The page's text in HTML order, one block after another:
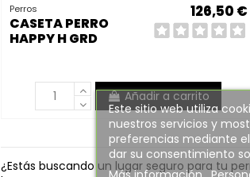
Perros
CASETA PERRO
HAPPY H GRD
126,50 €
Añadir a carrito
¿Estás buscando un lugar seguro para tu
Este sitio web utiliza
nuestros servicios y
preferencias mediante
dar su consentimiento